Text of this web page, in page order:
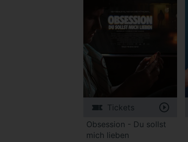
Tickets
Obsession - Du sollst
mich lieben